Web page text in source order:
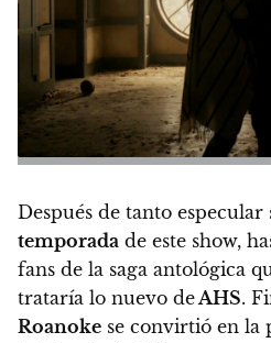
Después de tanto especular
temporada de este show,
fans de la saga antológica
trataría lo nuevo deAHS.
Roanoke se convirtió en la